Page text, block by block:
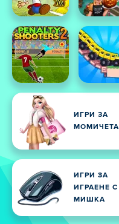
ИГРИ ЗА
МОМИЧЕТА
ИГРИ ЗА
ИГРАЕНЕ С
МИШКА